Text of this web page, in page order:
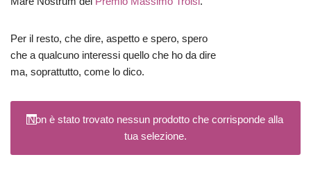
Per il resto, che dire, aspetto e spero, spero
che a qualcuno interessi quello che ho da dire
ma, soprattutto, come lo dico.
Non è stato trovato nessun prodotto che corrisponde alla
tua selezione.